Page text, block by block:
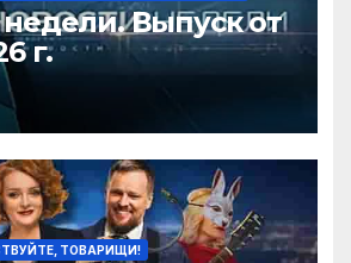
Выпуск от
г.
ТОВАРИЩИ!